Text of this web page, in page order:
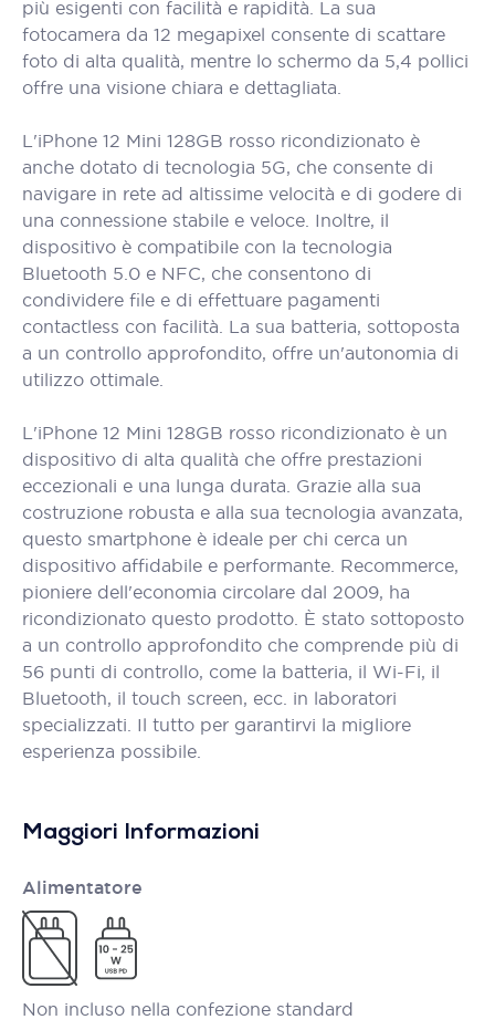
più esigenti con facilità e rapidità. La sua
fotocamera da 12 megapixel consente di scattare
foto di alta qualità, mentre lo schermo da 5,4 pollici
offre una visione chiara e dettagliata.
L'iPhone 12 Mini 128GB rosso ricondizionato è
anche dotato di tecnologia 5G, che consente di
navigare in rete ad altissime velocità e di godere di
una connessione stabile e veloce. Inoltre, il
dispositivo è compatibile con la tecnologia
Bluetooth 5.0 e NFC, che consentono di
condividere file e di effettuare pagamenti
contactless con facilità. La sua batteria, sottoposta
a un controllo approfondito, offre un'autonomia di
utilizzo ottimale.
L'iPhone 12 Mini 128GB rosso ricondizionato è un
dispositivo di alta qualità che offre prestazioni
eccezionali e una lunga durata. Grazie alla sua
costruzione robusta e alla sua tecnologia avanzata,
questo smartphone è ideale per chi cerca un
dispositivo affidabile e performante. Recommerce,
pioniere dell'economia circolare dal 2009, ha
ricondizionato questo prodotto. È stato sottoposto
a un controllo approfondito che comprende più di
56 punti di controllo, come la batteria, il Wi-Fi, il
Bluetooth, il touch screen, ecc. in laboratori
specializzati. Il tutto per garantirvi la migliore
esperienza possibile.
Maggiori Informazioni
Alimentatore
Non incluso nella confezione standard